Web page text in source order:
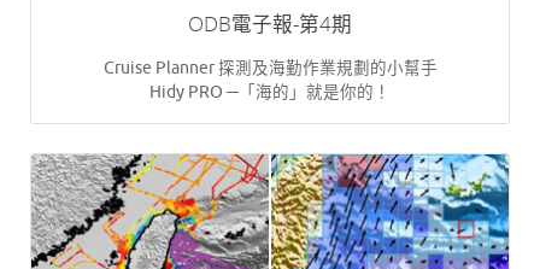
ODB電子報-第4期
Cruise Planner 探測及海勤作業規劃的小幫手
Hidy PRO ─「海的」就是你的！